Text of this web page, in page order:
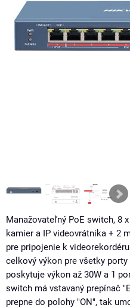
Manažovateľný PoE switch, 8
kamier a IP videovrátnika + 2
pre pripojenie k
celkový výkon pre všetky
poskytuje výkon až 30W a 1
switch má vstavaný prepínač
prepne do polohy "ON", tak